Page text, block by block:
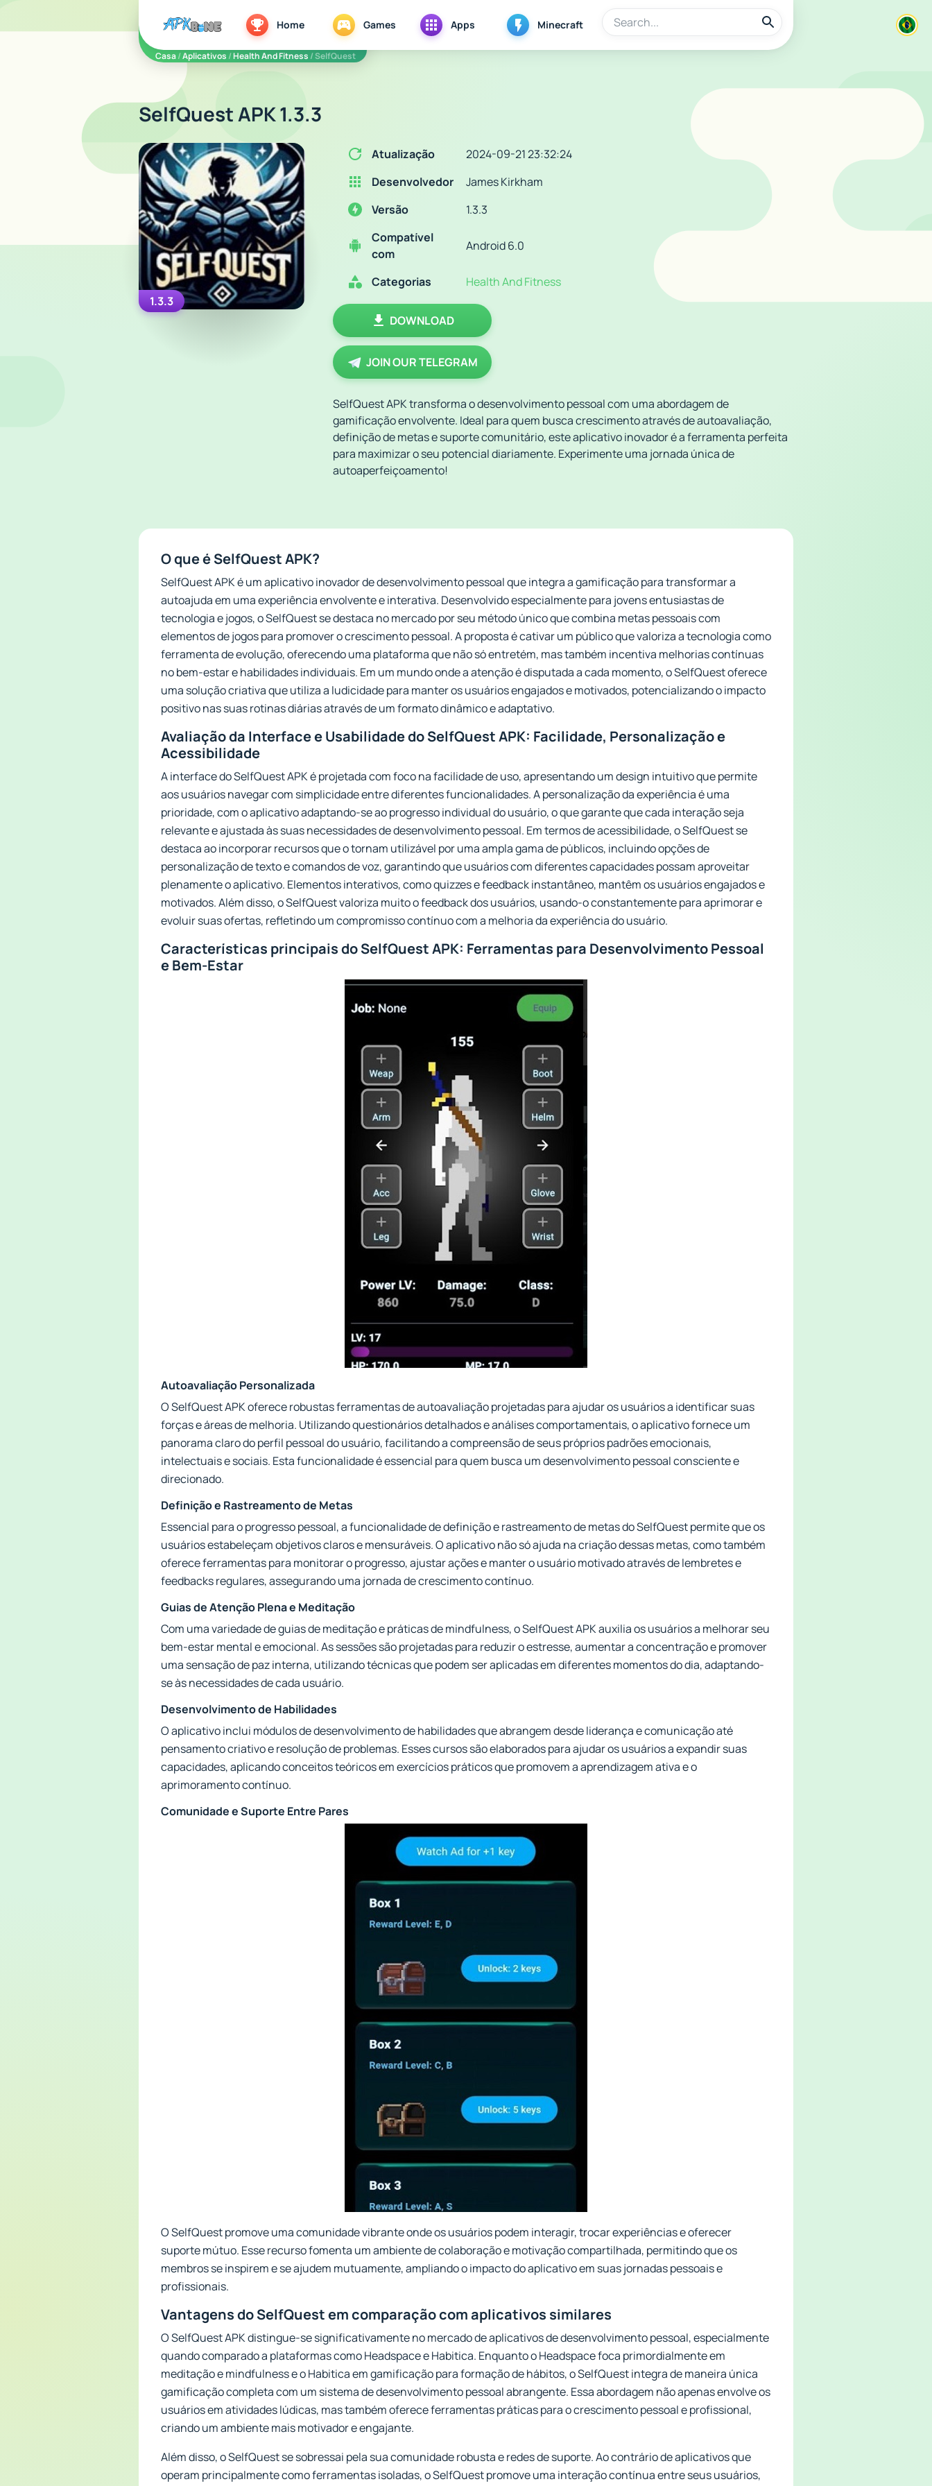
apkbine Home Games Apps Minecraft
Casa/Aplicativos /Health And Fitness / SelfQuest
SelfQuest APK 1.3.3
1.3.3
Atualização
2024-09-21 23:32:24
Desenvolvedor
James Kirkham
Versão
1.3.3
Compatível
com
Android 6.0
Categorias Health And Fitness
DOWNLOAD
JOIN OUR TELEGRAM
SelfQuest APK transforma o desenvolvimento pessoal com uma abordagem de
gamificação envolvente. Ideal para quem busca crescimento através de autoavaliação,
definição de metas e suporte comunitário, este aplicativo inovador é a ferramenta perfeita
para maximizar o seu potencial diariamente. Experimente uma jornada única de
autoaperfeiçoamento!
O que é SelfQuest APK?
SelfQuest APK é um aplicativo inovador de desenvolvimento pessoal que integra a gamificação para transformar a
autoajuda em uma experiência envolvente e interativa. Desenvolvido especialmente para jovens entusiastas de
tecnologia e jogos, o SelfQuest se destaca no mercado por seu método único que combina metas pessoais com
elementos de jogos para promover o crescimento pessoal. A proposta é cativar um público que valoriza a tecnologia como
ferramenta de evolução, oferecendo uma plataforma que não só entretém, mas também incentiva melhorias contínuas
no bem-estar e habilidades individuais. Em um mundo onde a atenção é disputada a cada momento, o SelfQuest oferece
uma solução criativa que utiliza a ludicidade para manter os usuários engajados e motivados, potencializando o impacto
positivo nas suas rotinas diárias através de um formato dinâmico e adaptativo.
Avaliação da Interface e Usabilidade do SelfQuest APK: Facilidade, Personalização e
Acessibilidade
A interface do SelfQuest APK é projetada com foco na facilidade de uso, apresentando um design intuitivo que permite
aos usuários navegar com simplicidade entre diferentes funcionalidades. A personalização da experiência é uma
prioridade, com o aplicativo adaptando-se ao progresso individual do usuário, o que garante que cada interação seja
relevante e ajustada às suas necessidades de desenvolvimento pessoal. Em termos de acessibilidade, o SelfQuest se
destaca ao incorporar recursos que o tornam utilizável por uma ampla gama de públicos, incluindo opções de
personalização de texto e comandos de voz, garantindo que usuários com diferentes capacidades possam aproveitar
plenamente o aplicativo. Elementos interativos, como quizzes e feedback instantâneo, mantêm os usuários engajados e
motivados. Além disso, o SelfQuest valoriza muito o feedback dos usuários, usando-o constantemente para aprimorar e
evoluir suas ofertas, refletindo um compromisso contínuo com a melhoria da experiência do usuário.
Características principais do SelfQuest APK: Ferramentas para Desenvolvimento Pessoal
e Bem-Estar
Autoavaliação Personalizada
O SelfQuest APK oferece robustas ferramentas de autoavaliação projetadas para ajudar os usuários a identificar suas
forças e áreas de melhoria. Utilizando questionários detalhados e análises comportamentais, o aplicativo fornece um
panorama claro do perfil pessoal do usuário, facilitando a compreensão de seus próprios padrões emocionais,
intelectuais e sociais. Esta funcionalidade é essencial para quem busca um desenvolvimento pessoal consciente e
direcionado.
Definição e Rastreamento de Metas
Essencial para o progresso pessoal, a funcionalidade de definição e rastreamento de metas do SelfQuest permite que os
usuários estabeleçam objetivos claros e mensuráveis. O aplicativo não só ajuda na criação dessas metas, como também
oferece ferramentas para monitorar o progresso, ajustar ações e manter o usuário motivado através de lembretes e
feedbacks regulares, assegurando uma jornada de crescimento contínuo.
Guias de Atenção Plena e Meditação
Com uma variedade de guias de meditação e práticas de mindfulness, o SelfQuest APK auxilia os usuários a melhorar seu
bem-estar mental e emocional. As sessões são projetadas para reduzir o estresse, aumentar a concentração e promover
uma sensação de paz interna, utilizando técnicas que podem ser aplicadas em diferentes momentos do dia, adaptando-
se às necessidades de cada usuário.
Desenvolvimento de Habilidades
O aplicativo inclui módulos de desenvolvimento de habilidades que abrangem desde liderança e comunicação até
pensamento criativo e resolução de problemas. Esses cursos são elaborados para ajudar os usuários a expandir suas
capacidades, aplicando conceitos teóricos em exercícios práticos que promovem a aprendizagem ativa e o
aprimoramento contínuo.
Comunidade e Suporte Entre Pares
O SelfQuest promove uma comunidade vibrante onde os usuários podem interagir, trocar experiências e oferecer
suporte mútuo. Esse recurso fomenta um ambiente de colaboração e motivação compartilhada, permitindo que os
membros se inspirem e se ajudem mutuamente, ampliando o impacto do aplicativo em suas jornadas pessoais e
profissionais.
Vantagens do SelfQuest em comparação com aplicativos similares
O SelfQuest APK distingue-se significativamente no mercado de aplicativos de desenvolvimento pessoal, especialmente
quando comparado a plataformas como Headspace e Habitica. Enquanto o Headspace foca primordialmente em
meditação e mindfulness e o Habitica em gamificação para formação de hábitos, o SelfQuest integra de maneira única
gamificação completa com um sistema de desenvolvimento pessoal abrangente. Essa abordagem não apenas envolve os
usuários em atividades lúdicas, mas também oferece ferramentas práticas para o crescimento pessoal e profissional,
criando um ambiente mais motivador e engajante.
Além disso, o SelfQuest se sobressai pela sua comunidade robusta e redes de suporte. Ao contrário de aplicativos que
operam principalmente como ferramentas isoladas, o SelfQuest promove uma interação contínua entre seus usuários,